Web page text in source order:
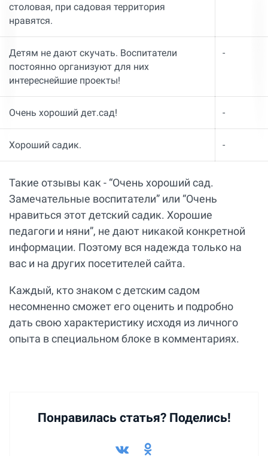
столовая, при садовая территория
нравятся.
Детям не дают скучать. Воспитатели
постоянно организуют для них
интереснейшие проекты!
-
Очень хороший дет.сад! -
Хороший садик. -
Такие отзывы как - “Очень хороший сад.
Замечательные воспитатели” или “Очень
нравиться этот детский садик. Хорошие
педагоги и няни”, не дают никакой конкретной
информации. Поэтому вся надежда только на
вас и на других посетителей сайта.
Каждый, кто знаком с детским садом
несомненно сможет его оценить и подробно
дать свою характеристику исходя из личного
опыта в специальном блоке в комментариях.
Понравилась статья? Поделись!